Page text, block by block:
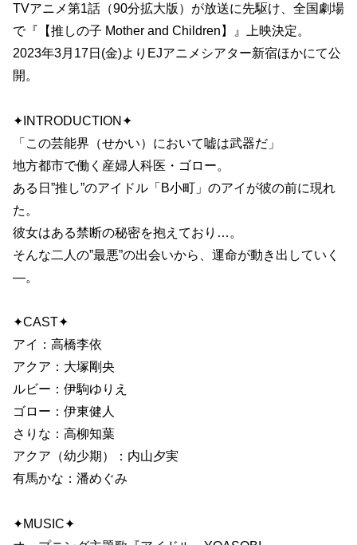
TVアニメ第1話（90分拡大版）が放送に先駆け、全国劇場
で『【推しの子 Mother and Children】』上映決定。
2023年3月17日(金)よりEJアニメシアター新宿ほかにて公
開。
✦INTRODUCTION✦
「この芸能界（せかい）において嘘は武器だ」
地方都市で働く産婦人科医・ゴロー。
ある日”推し”のアイドル「B小町」のアイが彼の前に現れ
た。
彼女はある禁断の秘密を抱えており…。
そんな二人の”最悪”の出会いから、運命が動き出していく
―。
✦CAST✦
アイ：高橋李依
アクア：大塚剛央
ルビー：伊駒ゆりえ
ゴロー：伊東健人
さりな：高柳知葉
アクア（幼少期）：内山夕実
有馬かな：潘めぐみ
✦MUSIC✦